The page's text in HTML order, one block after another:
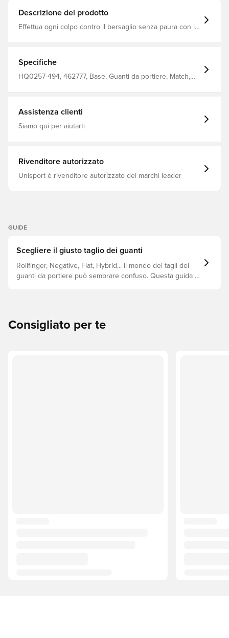
Descrizione del prodotto
Effettua ogni colpo contro il bersaglio senza paura con i
forniscono il flusso d'aria, le sue mani rimarranno
fresche.
Specifiche
HQ0257-494, 462777, Base, Guanti da portiere, Match,
Assistenza clienti
Siamo qui per aiutarti
Rivenditore autorizzato
Unisport è rivenditore autorizzato dei marchi leader
GUIDE
Scegliere il giusto taglio dei guanti
Rollfinger, Negative, Flat, Hybrid... il mondo dei tagli dei
guanti da portiere può sembrare confuso. Questa guida ti
Consigliato per te